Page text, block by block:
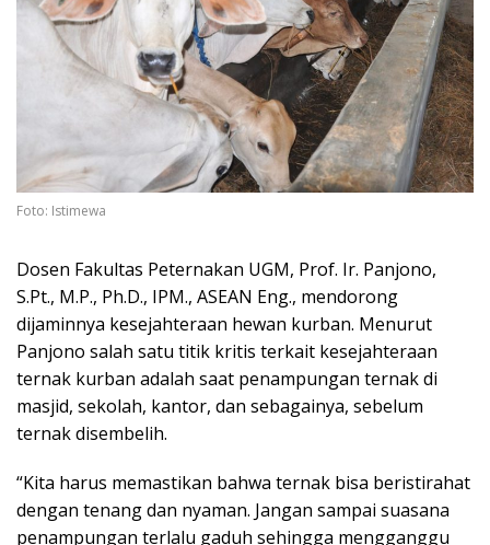
Foto: Istimewa
Dosen Fakultas Peternakan UGM, Prof. Ir. Panjono,
S.Pt., M.P., Ph.D., IPM., ASEAN Eng., mendorong
dijaminnya kesejahteraan hewan kurban. Menurut
Panjono salah satu titik kritis terkait kesejahteraan
ternak kurban adalah saat penampungan ternak di
masjid, sekolah, kantor, dan sebagainya, sebelum
ternak disembelih.
“Kita harus memastikan bahwa ternak bisa beristirahat
dengan tenang dan nyaman. Jangan sampai suasana
penampungan terlalu gaduh sehingga mengganggu